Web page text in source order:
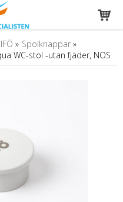
IFÖ » Spolknappar »
WC-stol -utan fjäder, NOS